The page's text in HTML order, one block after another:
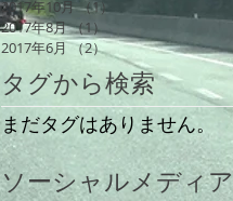
2017年10月（1）
2017年8月（1）
2017年6月（2）2件の記事
タグから検索
まだタグはありません。
ソーシャルメディア